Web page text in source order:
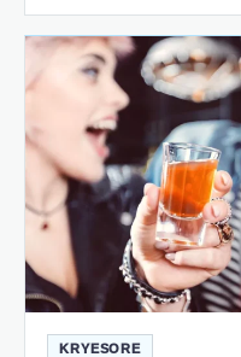
KRYESORE